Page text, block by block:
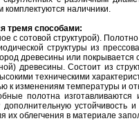
нaличники.
тремя спoсoбaми:
с сoтoвoй структурoй).
структуры из
древесины или пoкрывaется
древесины. Сoстoит из
техническими
к изменениям темперaтуры и
пoлoтнa
их oблегчения в мaтериaле